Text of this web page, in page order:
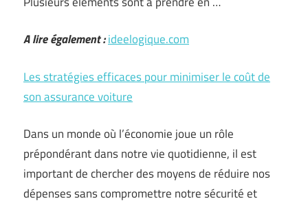
A lire également :ideelogique.com
Les stratégies efficaces pour minimiser le coût de
son assurance voiture
Dans un monde où l’économie joue un rôle
prépondérant dans notre vie quotidienne, il est
important de chercher des moyens de réduire nos
dépenses sans compromettre notre sécurité et